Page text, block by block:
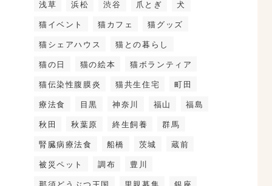
浅草
浜松 渋谷 爪とぎ
犬
猫イベント
猫カフェ
猫グッズ
猫シェアハウス
猫との暮らし
猫の日
猫の絵本
猫ボランティア
猫伝染性腹膜炎
猫共生住宅
町田
療法食
目黒 神奈川 福山
福島
秋田
秋葉原 終生飼養
群馬
腎臓病療法食
船橋 茨城
蔵前
被災ペット
調布
豊川